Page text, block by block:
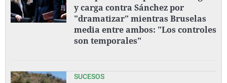
y carga contra Sánchez por
"dramatizar" mientras Bruselas
media entre ambos: "Los controles
son temporales"
SUCESOS